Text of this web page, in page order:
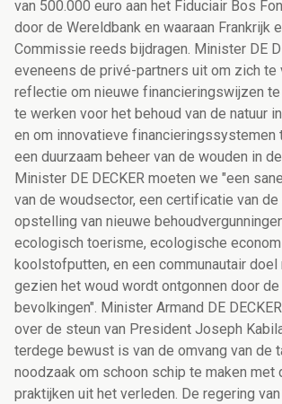
van 500.000 euro aan het Fiduciair Bos
door de Wereldbank en waaraan Frankrijk
Commissie reeds bijdragen. Minister DE
eveneens de privé-partners uit om zich te
reflectie om nieuwe financieringswijzen
te werken voor het behoud van de natuur
en om innovatieve financieringssystemen
een duurzaam beheer van de wouden in
Minister DE DECKER moeten we "een
van de woudsector, een certificatie van de
opstelling van nieuwe
ecologisch toerisme, ecologische
koolstofputten, en een communautair doel
gezien het woud wordt ontgonnen door
bevolkingen". Minister Armand DE
over de steun van President Joseph
terdege bewust is van de omvang van de
noodzaak om schoon schip te maken met
praktijken uit het verleden. De regering